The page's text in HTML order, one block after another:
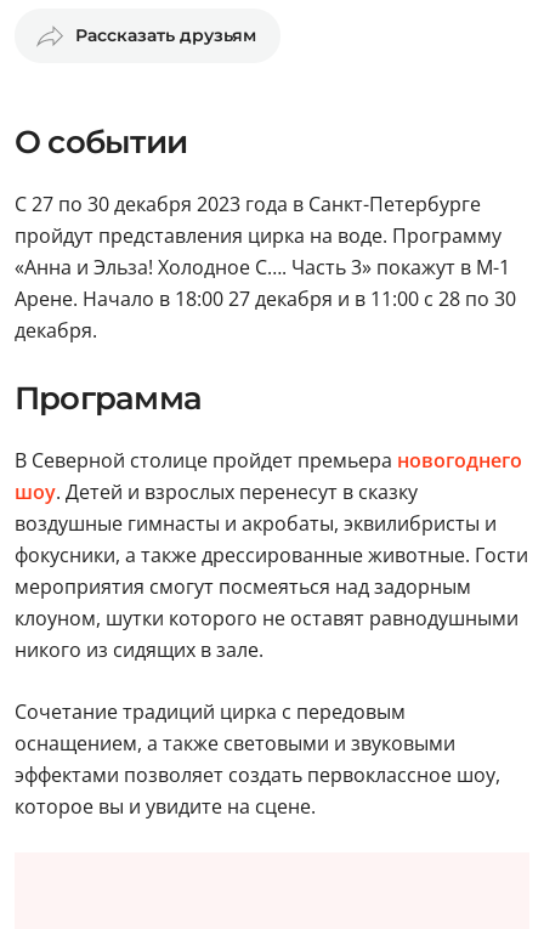
Рассказать друзьям
О событии
С 27 по 30 декабря 2023 года в Санкт-Петербурге
пройдут представления цирка на воде. Программу
«Анна и Эльза! Холодное С…. Часть 3» покажут в М-1
Арене. Начало в 18:00 27 декабря и в 11:00 с 28 по 30
декабря.
Программа
В Северной столице пройдет премьера новогоднего
шоу. Детей и взрослых перенесут в сказку
воздушные гимнасты и акробаты, эквилибристы и
фокусники, а также дрессированные животные. Гости
мероприятия смогут посмеяться над задорным
клоуном, шутки которого не оставят равнодушными
никого из сидящих в зале.
Сочетание традиций цирка с передовым
оснащением, а также световыми и звуковыми
эффектами позволяет создать первоклассное шоу,
которое вы и увидите на сцене.